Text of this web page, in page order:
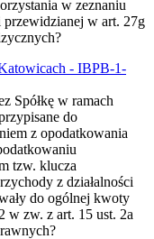
w zeznaniu
przewidzianej w art. 27g
- IBPB-1-
Spółkę w ramach
do
z opodatkowania
tzw. klucza
z działalności
do ogólnej kwoty
w zw. z art. 15 ust. 2a